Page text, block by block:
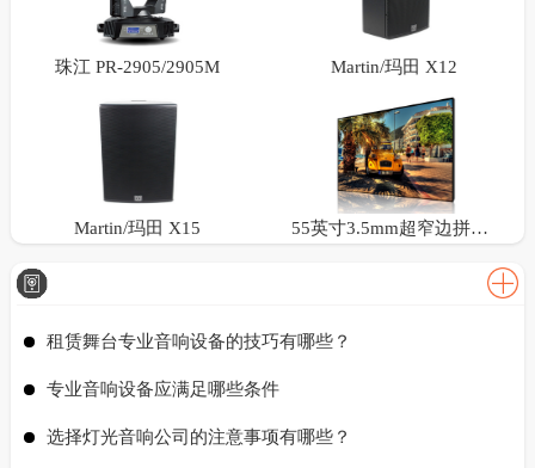
珠江 PR-2905/2905M Martin/玛田 X12
Martin/玛田 X15 55英寸3.5mm超窄边拼接屏
租赁舞台专业音响设备的技巧有哪些？
专业音响设备应满足哪些条件
选择灯光音响公司的注意事项有哪些？